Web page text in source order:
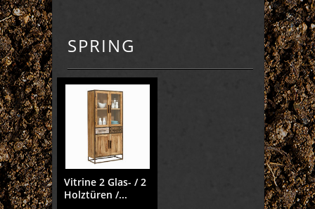
SPRING
Vitrine 2 Glas- / 2
Holztüren /...